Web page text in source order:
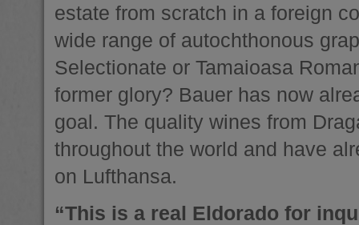
estate from scratch in a foreign
wide range of autochthonous
Selectionate or Tamaioasa
former glory? Bauer has now
goal. The quality wines from
throughout the world and have
on Lufthansa.
“This is a real Eldorado for